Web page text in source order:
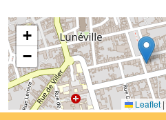
+
−
Leaflet |